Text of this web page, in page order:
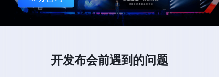
开发布会前遇到的问题